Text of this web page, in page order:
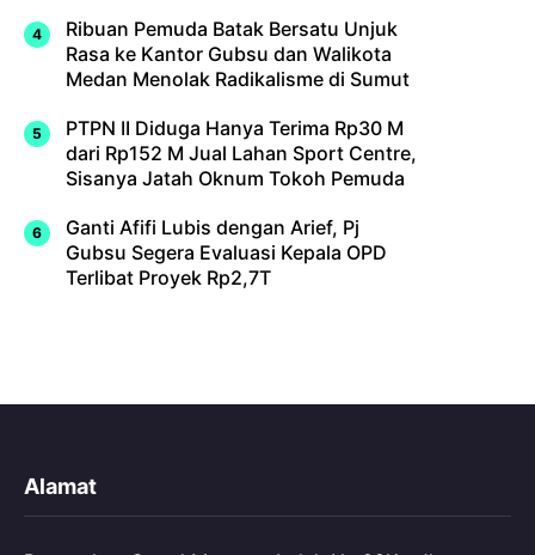
Ribuan Pemuda Batak Bersatu Unjuk
Rasa ke Kantor Gubsu dan Walikota
Medan Menolak Radikalisme di Sumut
PTPN II Diduga Hanya Terima Rp30 M
dari Rp152 M Jual Lahan Sport Centre,
Sisanya Jatah Oknum Tokoh Pemuda
Ganti Afifi Lubis dengan Arief, Pj
Gubsu Segera Evaluasi Kepala OPD
Terlibat Proyek Rp2,7T
Alamat